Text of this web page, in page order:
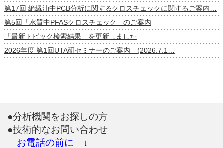
第17回 絶縁油中PCB分析に関するクロスチェックに関するご案内…
第5回「水質中PFASクロスチェック」のご案内
「最新トピック検索結果」を更新しました
2026年度 第1回UTA研セミナーのご案内 (2026.7.1…
●分析機関をお探しの方
●技術的なお問い合わせ
お電話の前に ↓